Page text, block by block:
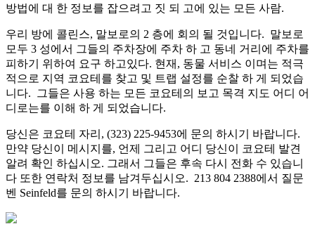
방법에 대 한 정보를 잡으려고 짓 되 고에 있는 모든 사람.
우리 방에 콜린스, 말보로의 2 층에 회의 될 것입니다. 말보로
모두 3 성에서 그들의 주차장에 주차 하 고 동네 거리에 주차를
피하기 위하여 요구 하고있다. 현재, 동물 서비스 이며는 적극
적으로 지역 코요테를 찾고 및 트랩 설정를 순찰 하 게 되었습
니다. 그들은 사용 하는 모든 코요테의 보고 목격 지도 어디 어
디로는를 이해 하 게 되었습니다.
당신은 코요테 자리, (323) 225-9453에 문의 하시기 바랍니다.
만약 당신이 메시지를, 언제 그리고 어디 당신이 코요테 발견
알려 확인 하십시오. 그래서 그들은 후속 다시 전화 수 있습니
다 또한 연락처 정보를 남겨두십시오. 213 804 2388에서 질문
벤 Seinfeld를 문의 하시기 바랍니다.